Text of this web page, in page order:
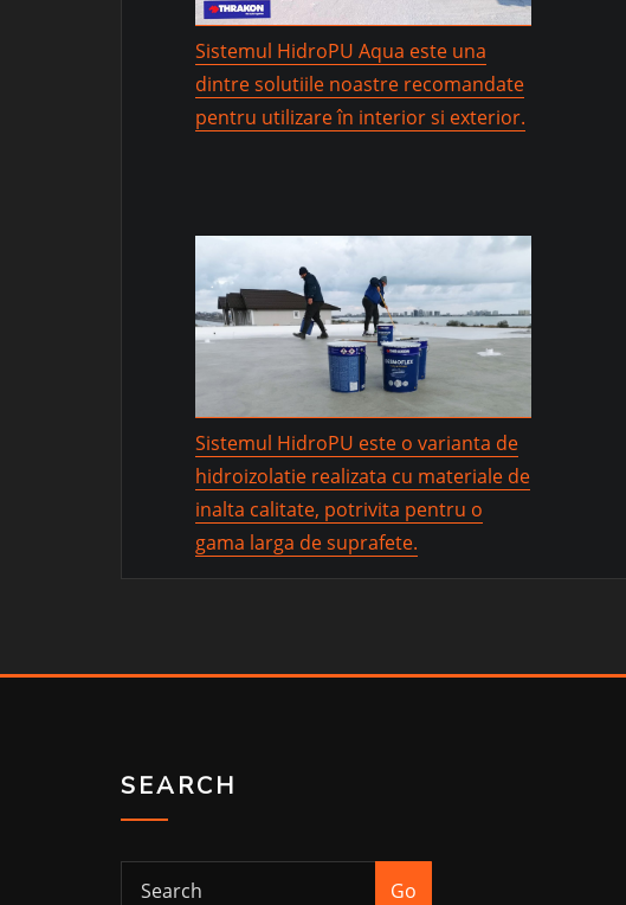
Sistemul HidroPU Aqua este una
dintre solutiile noastre recomandate
pentru utilizare în interior si exterior.
Sistemul HidroPU este o varianta de
hidroizolatie realizata cu materiale de
inalta calitate, potrivita pentru o
gama larga de suprafete.
SEARCH
Go